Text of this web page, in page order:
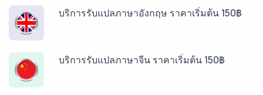
บริการรับแปลภาษาอังกฤษ ราคาเริ่มต้น 150฿
บริการรับแปลภาษาจีน ราคาเริ่มต้น 150฿